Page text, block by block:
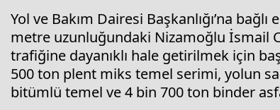
Yol ve Bakım Dairesi Başkanlığı’na
metre uzunluğundaki Nizamoğlu İsmail
trafiğine dayanıklı hale getirilmek için
500 ton plent miks temel serimi, yolun
bitümlü temel ve 4 bin 700 ton binder